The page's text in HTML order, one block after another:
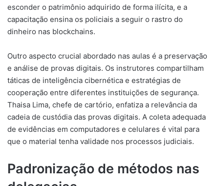
esconder o patrimônio adquirido de forma ilícita, e a
capacitação ensina os policiais a seguir o rastro do
dinheiro nas blockchains.
Outro aspecto crucial abordado nas aulas é a preservação
e análise de provas digitais. Os instrutores compartilham
táticas de inteligência cibernética e estratégias de
cooperação entre diferentes instituições de segurança.
Thaisa Lima, chefe de cartório, enfatiza a relevância da
cadeia de custódia das provas digitais. A coleta adequada
de evidências em computadores e celulares é vital para
que o material tenha validade nos processos judiciais.
Padronização de métodos nas